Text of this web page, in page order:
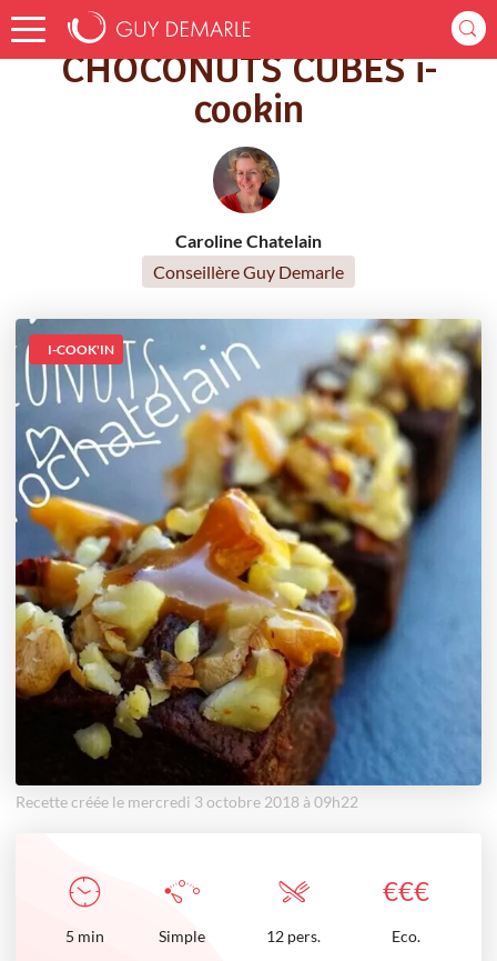
Accueil Recettes CHOCONUTS CUBES i-cookin
CHOCONUTS CUBES i-
cookin
Caroline Chatelain
Conseillère Guy Demarle
I-COOK'IN
Recette créée le mercredi 3 octobre 2018 à 09h22
€€€
5 min Simple 12 pers. Eco.